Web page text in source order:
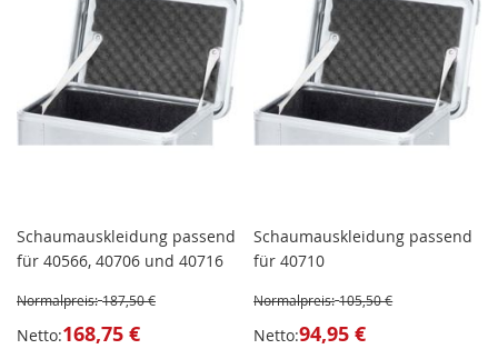
Schaumauskleidung passend
für 40566, 40706 und 40716
Normalpreis: 187,50 €
Netto:168,75 €
Schaumauskleidung passend
für 40710
Normalpreis: 105,50 €
Netto:94,95 €